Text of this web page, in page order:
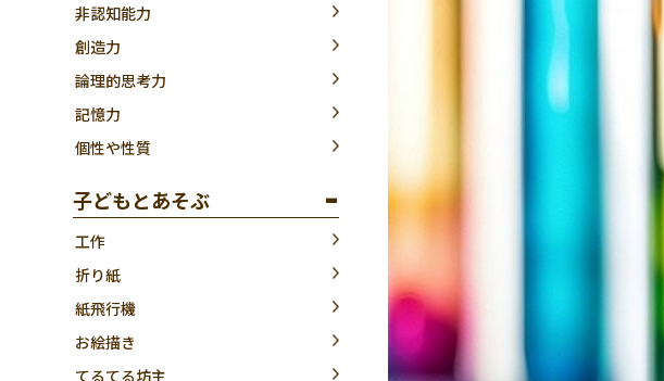
非認知能力
創造力
論理的思考力
記憶力
個性や性質
子どもとあそぶ
工作
折り紙
紙飛行機
お絵描き
てるてる坊主